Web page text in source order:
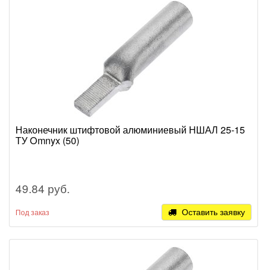
Наконечник штифтовой алюминиевый НШАЛ 25-15
ТУ Omnyx (50)
49.84 руб.
Под заказ Оставить заявку